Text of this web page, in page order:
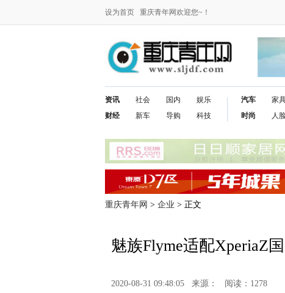
设为首页 重庆青年网欢迎您~！
资讯
财经
社会
新车
国内
导购
娱乐
科技
汽车
时尚
家
人
重庆青年网 > 企业 > 正文
魅族Flyme适配XperiaZ
2020-08-31 09:48:05 来源： 阅读：1278